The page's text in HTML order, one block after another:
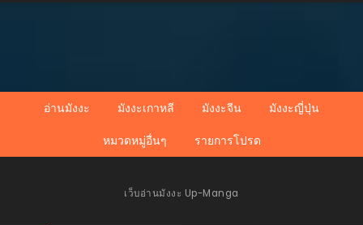
อ่านมังงะ มังงะเกาหลี มังงะจีน
มังงะญี่ปุ่น
หมวดหมู่อื่นๆ
รายการโปรด
เว็บอ่านมังงะ Up-Manga